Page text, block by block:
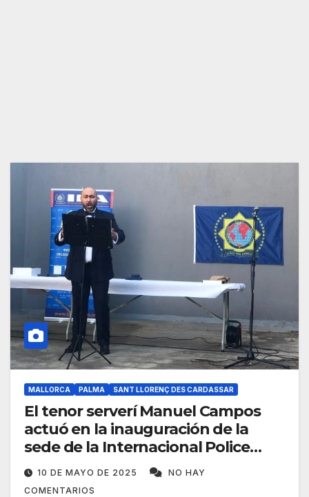
MALLORCA PALMA SANT LLORENÇ DES CARDASSAR
El tenor serverí Manuel Campos
actuó en la inauguración de la
sede de la Internacional Police
Association (IPA)
10 DE MAYO DE 2025
NO HAY
COMENTARIOS